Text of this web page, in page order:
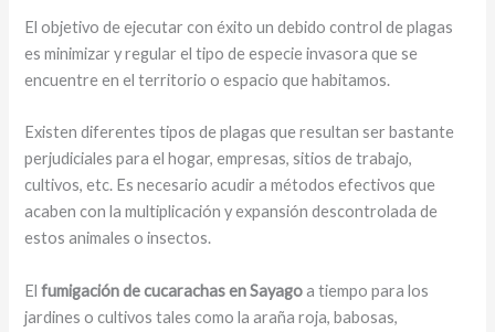
El objetivo de ejecutar con éxito un debido control de plagas
es minimizar y regular el tipo de especie invasora que se
encuentre en el territorio o espacio que habitamos.
Existen diferentes tipos de plagas que resultan ser bastante
perjudiciales para el hogar, empresas, sitios de trabajo,
cultivos, etc. Es necesario acudir a métodos efectivos que
acaben con la multiplicación y expansión descontrolada de
estos animales o insectos.
Elfumigación de cucarachas en Sayagoa tiempo para los
jardines o cultivos tales como la araña roja, babosas,